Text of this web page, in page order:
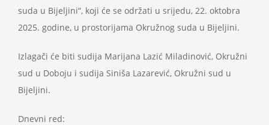
suda u Bijeljini“, koji će se održati u srijedu, 22. oktobra
2025. godine, u prostorijama Okružnog suda u Bijeljini.
Izlagači će biti sudija Marijana Lazić Miladinović, Okružni
sud u Doboju i sudija Siniša Lazarević, Okružni sud u
Bijeljini.
Dnevni red: